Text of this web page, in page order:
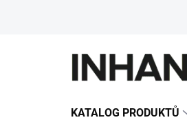
KATALOG PRODUKTŮ